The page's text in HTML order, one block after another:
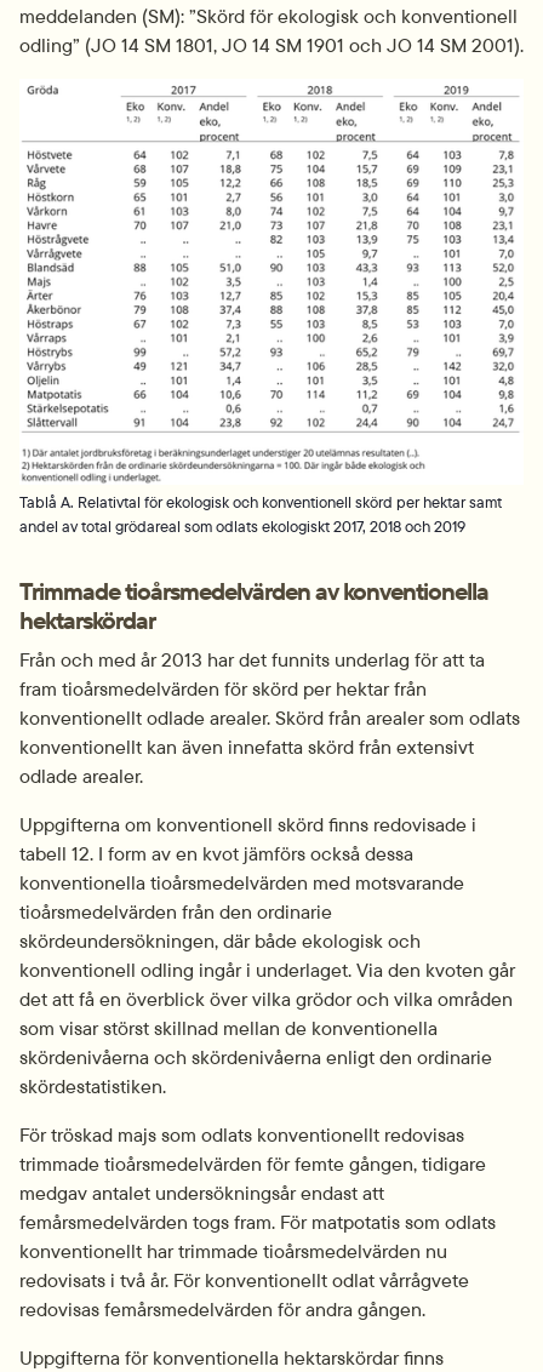
meddelanden (SM): ”Skörd för ekologisk och konventionell
odling” (JO 14 SM 1801, JO 14 SM 1901 och JO 14 SM 2001).
Tablå A. Relativtal för ekologisk och konventionell skörd per hektar samt
andel av total grödareal som odlats ekologiskt 2017, 2018 och 2019
Trimmade tioårsmedelvärden av konventionella
hektarskördar
Från och med år 2013 har det funnits underlag för att ta
fram tioårsmedelvärden för skörd per hektar från
konventionellt odlade arealer. Skörd från arealer som odlats
konventionellt kan även innefatta skörd från extensivt
odlade arealer.
Uppgifterna om konventionell skörd finns redovisade i
tabell 12. I form av en kvot jämförs också dessa
konventionella tioårsmedelvärden med motsvarande
tioårsmedelvärden från den ordinarie
skördeundersökningen, där både ekologisk och
konventionell odling ingår i underlaget. Via den kvoten går
det att få en överblick över vilka grödor och vilka områden
som visar störst skillnad mellan de konventionella
skördenivåerna och skördenivåerna enligt den ordinarie
skördestatistiken.
För tröskad majs som odlats konventionellt redovisas
trimmade tioårsmedelvärden för femte gången, tidigare
medgav antalet undersökningsår endast att
femårsmedelvärden togs fram. För matpotatis som odlats
konventionellt har trimmade tioårsmedelvärden nu
redovisats i två år. För konventionellt odlat vårrågvete
redovisas femårsmedelvärden för andra gången.
Uppgifterna för konventionella hektarskördar finns